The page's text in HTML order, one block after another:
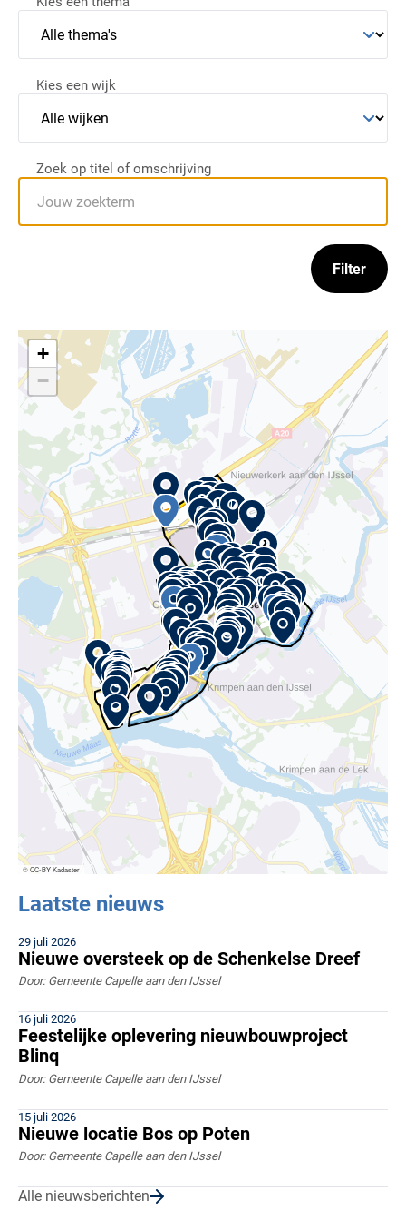
Kies een wijk
Zoek op titel of omschrijving
Filter
+
−
© CC-BY Kadaster
Laatste nieuws
Nieuwe oversteek op de Schenkelse Dreef
29 juli 2026
Door: Gemeente Capelle aan den IJssel
Feestelijke oplevering nieuwbouwproject
Blinq
16 juli 2026
Door: Gemeente Capelle aan den IJssel
Nieuwe locatie Bos op Poten
15 juli 2026
Door: Gemeente Capelle aan den IJssel
Alle nieuwsberichten